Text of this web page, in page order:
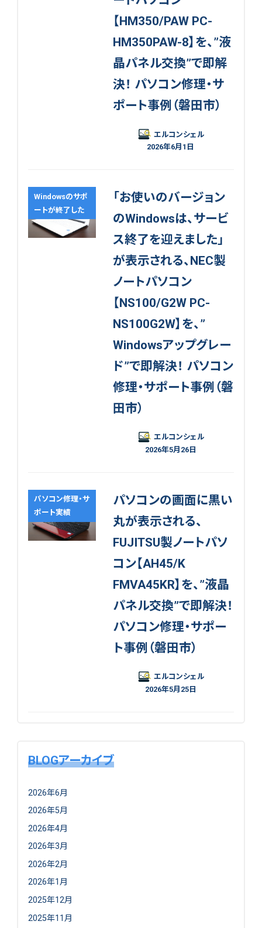
【HM350/PAW PC-
HM350PAW-8】を、”液
晶パネル交換”で即解
決！ パソコン修理・サ
ポート事例（磐田市）
エルコンシェル
2026年6月1日
Windowsのサポ
ートが終了した
「お使いのバージョン
のWindowsは、サービ
ス終了を迎えました」
が表示される、NEC製
ノートパソコン
【NS100/G2W PC-
NS100G2W】を、”
Windowsアップグレー
ド”で即解決！ パソコン
修理・サポート事例（磐
田市）
エルコンシェル
2026年5月26日
パソコン修理・サ
ポート実績
パソコンの画面に黒い
丸が表示される、
FUJITSU製ノートパソ
コン【AH45/K
FMVA45KR】を、”液晶
パネル交換”で即解決！
パソコン修理・サポー
ト事例（磐田市）
エルコンシェル
2026年5月25日
BLOGアーカイブ
2026年6月
2026年5月
2026年4月
2026年3月
2026年2月
2026年1月
2025年12月
2025年11月